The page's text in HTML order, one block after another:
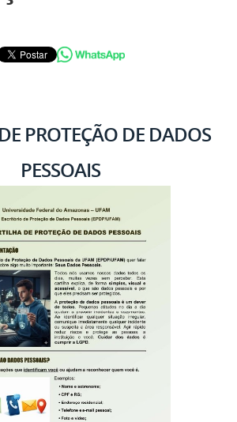
PROTEÇÃO DE DADOS
PESSOAIS